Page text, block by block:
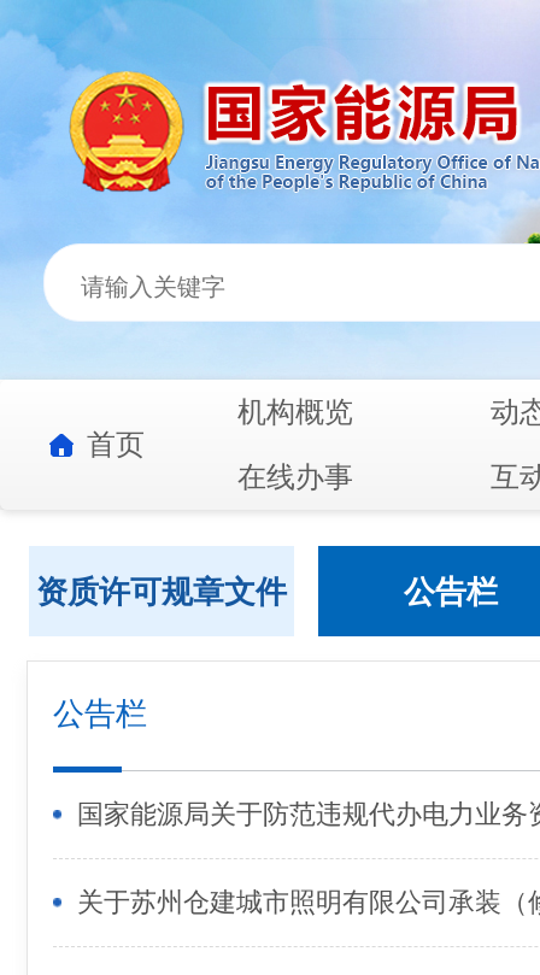
首页
机构概览
动
在线办事
互
资质许可规章文件 公告栏
公告栏